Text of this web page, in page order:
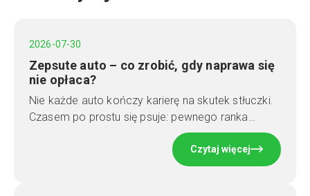
2026-07-30
Zepsute auto – co zrobić, gdy naprawa się
nie opłaca?
Nie każde auto kończy karierę na skutek stłuczki.
Czasem po prostu się psuje: pewnego ranka…
Czytaj więcej